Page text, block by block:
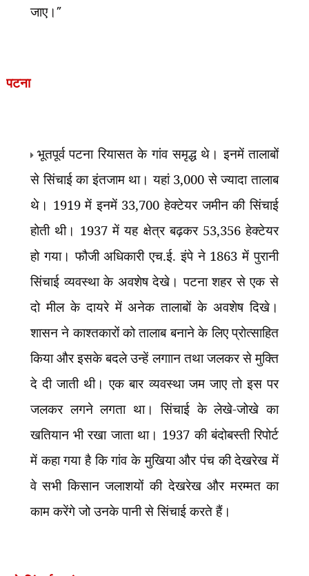
जाए।”
पटना
भूतपूर्व पटना रियासत के गांव समृद्ध थे। इनमें तालाबों
से सिंचाई का इंतजाम था। यहां 3,000 से ज्यादा तालाब
थे। 1919 में इनमें 33,700 हेक्टेयर जमीन की सिंचाई
होती थी। 1937 में यह क्षेत्र बढ़कर 53,356 हेक्टेयर
हो गया। फौजी अधिकारी एच.ई. इंपे ने 1863 में पुरानी
सिंचाई व्यवस्था के अवशेष देखे। पटना शहर से एक से
दो मील के दायरे में अनेक तालाबों के अवशेष दिखे।
शासन ने काश्तकारों को तालाब बनाने के लिए प्रोत्साहित
किया और इसके बदले उन्हें लगाान तथा जलकर से मुक्ति
दे दी जाती थी। एक बार व्यवस्था जम जाए तो इस पर
जलकर लगने लगता था। सिंचाई के लेखे-जोखे का
खतियान भी रखा जाता था। 1937 की बंदोबस्ती रिपोर्ट
में कहा गया है कि गांव के मुखिया और पंच की देखरेख में
वे सभी किसान जलाशयों की देखरेख और मरम्मत का
काम करेंगे जो उनके पानी से सिंचाई करते हैं।